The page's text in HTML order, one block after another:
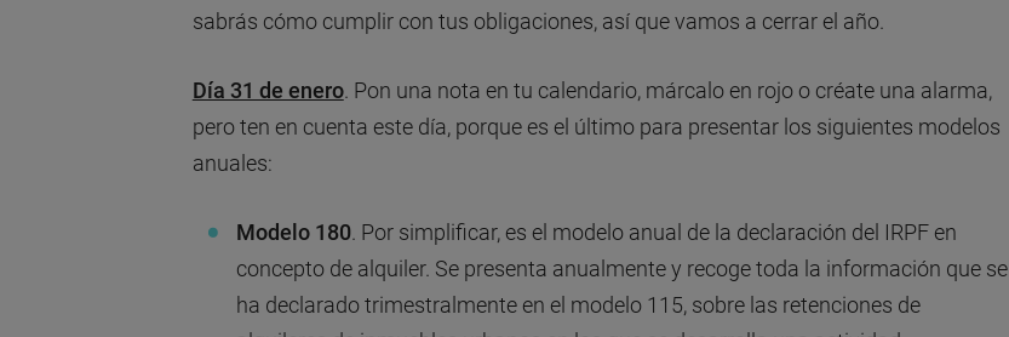
sabrás cómo cumplir con tus obligaciones, así que vamos a cerrar el año.
Día 31 de enero. Pon una nota en tu calendario, márcalo en rojo o créate una alarma,
pero ten en cuenta este día, porque es el último para presentar los siguientes modelos
anuales:
Modelo 180. Por simplificar, es el modelo anual de la declaración del IRPF en
concepto de alquiler. Se presenta anualmente y recoge toda la información que se
ha declarado trimestralmente en el modelo 115, sobre las retenciones de